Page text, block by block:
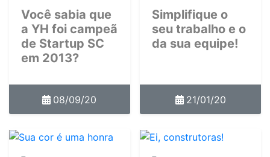
Você sabia que
a YH foi campeã
de Startup SC
em 2013?
08/09/20
Simplifique o
seu trabalho e o
da sua equipe!
21/01/20